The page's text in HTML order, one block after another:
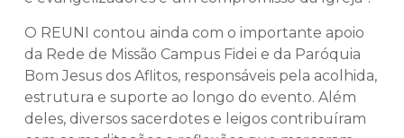
O REUNI contou ainda com o importante apoio
da Rede de Missão Campus Fidei e da Paróquia
Bom Jesus dos Aflitos, responsáveis pela acolhida,
estrutura e suporte ao longo do evento. Além
deles, diversos sacerdotes e leigos contribuíram